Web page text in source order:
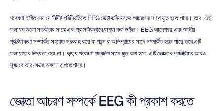
গবেষণা ইঙ্গিত দেয় যে নির্দিষ্ট পরিস্থিতিতে EEG ডেটা ভবিষ্যতের আচরণের সাথে যুক্ত হতে পারে। তবে, এই
ফলাফলগুলো সতর্কতার সাথে এবং প্রাসঙ্গিকভাবে ব্যাখ্যা করা উচিত। EEG আবেগময় এবং জ্ঞানীয়
প্রক্রিয়াকরণ সম্পর্কিত সংকেত সরবরাহ করে যা পছন্দ বা অভিপ্রায়ের সাথে সম্পর্কিত হতে পারে, তবে এটি
ফলাফলের নিশ্চয়তা দেয় না। অন্যান্য গবেষণা পদ্ধতির সাথে যুক্ত করা হলে, এটি ভোক্তার প্রতিক্রিয়ার আরও
সূক্ষ্ম বোঝার ক্ষেত্রে অবদান রাখতে পারে।
ভোক্তা আচরণ সম্পর্কে EEG কী প্রকাশ করতে